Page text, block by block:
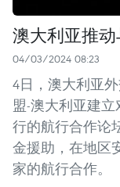
澳大利亚推
04/03/2024 08:23
4日，澳大利亚
盟-澳大利亚建
行的航行合作论
金援助，在地区
家的航行合作。